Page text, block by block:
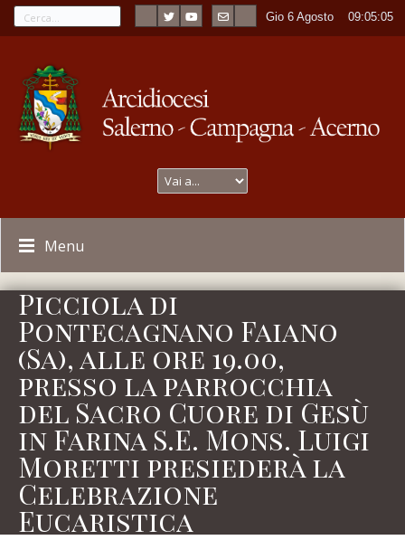
Gio 6 Agosto ----09:05:05
Menu
Picciola di
Pontecagnano Faiano
(Sa), alle ore 19.00,
presso la parrocchia
del Sacro Cuore di Gesù
in Farina S.E. Mons. Luigi
Moretti presiederà la
Celebrazione
Eucaristica